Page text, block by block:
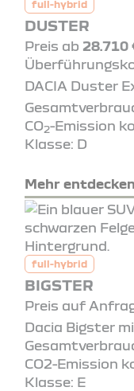
full-hybrid
DUSTER
Preis ab 28.710
DACIA Duster
CO2-Emission
Klasse: D
Mehr entdecken
full-hybrid
BIGSTER
Preis auf
Dacia Bigster
CO2-Emission
Klasse: E